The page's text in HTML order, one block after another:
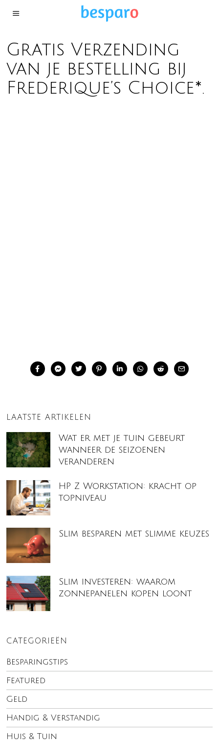
Gratis Verzending
van je bestelling bij
Frederique’s Choice*.
LAATSTE ARTIKELEN
Wat er met je tuin gebeurt
wanneer de seizoenen
veranderen
HP Z Workstation: kracht op
topniveau
Slim besparen met slimme keuzes
Slim investeren: waarom
zonnepanelen kopen loont
CATEGORIEËN
Besparingstips
Featured
Geld
Handig & Verstandig
Huis & Tuin